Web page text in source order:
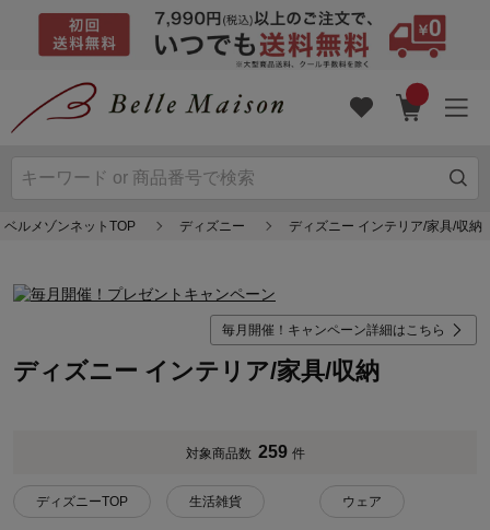
ベルメゾンネットTOP ディズニー ディズニー インテリア/家具/収納
毎月開催！キャンペーン詳細はこちら
ディズニー インテリア/家具/収納
対象商品数 259 件
ディズニーTOP 生活雑貨 ウェア